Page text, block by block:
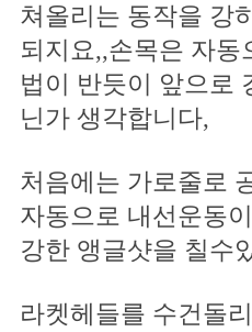
쳐올리는 동작을 강
되지요,,손목은 자
법이 반듯이 앞으로
닌가 생각합니다,
처음에는 가로줄로
자동으로 내선운동
강한 앵글샷을 칠수
라켓헤들를 수건돌